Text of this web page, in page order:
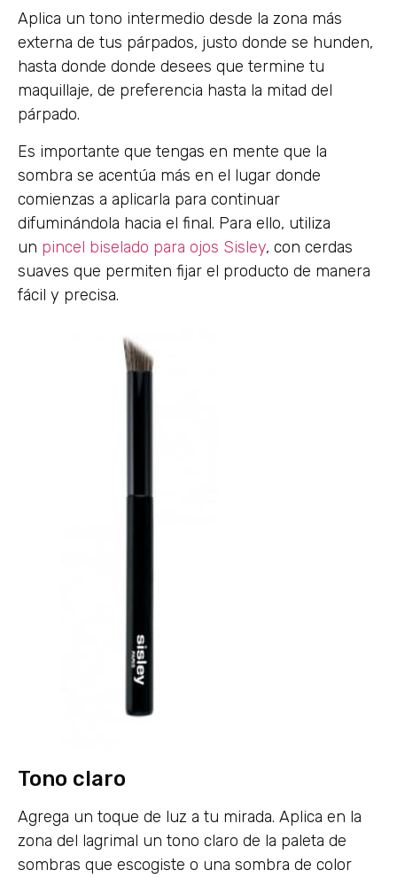
Aplica un tono intermedio desde la zona más
externa de tus párpados, justo donde se hunden,
hasta donde donde desees que termine tu
maquillaje, de preferencia hasta la mitad del
párpado.
Es importante que tengas en mente que la
sombra se acentúa más en el lugar donde
comienzas a aplicarla para continuar
difuminándola hacia el final. Para ello, utiliza
un pincel biselado para ojos Sisley, con cerdas
suaves que permiten fijar el producto de manera
fácil y precisa.
Tono claro
Agrega un toque de luz a tu mirada. Aplica en la
zona del lagrimal un tono claro de la paleta de
sombras que escogiste o una sombra de color